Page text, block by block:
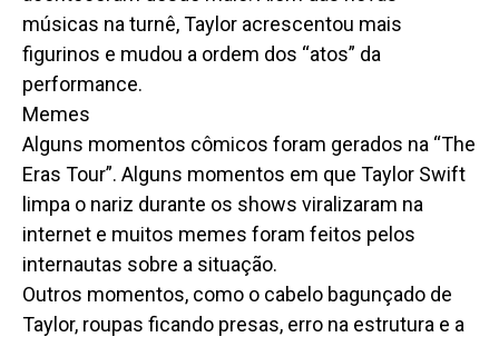
músicas na turnê, Taylor acrescentou mais
figurinos e mudou a ordem dos “atos” da
performance.
Memes
Alguns momentos cômicos foram gerados na “The
Eras Tour”. Alguns momentos em que Taylor Swift
limpa o nariz durante os shows viralizaram na
internet e muitos memes foram feitos pelos
internautas sobre a situação.
Outros momentos, como o cabelo bagunçado de
Taylor, roupas ficando presas, erro na estrutura e a